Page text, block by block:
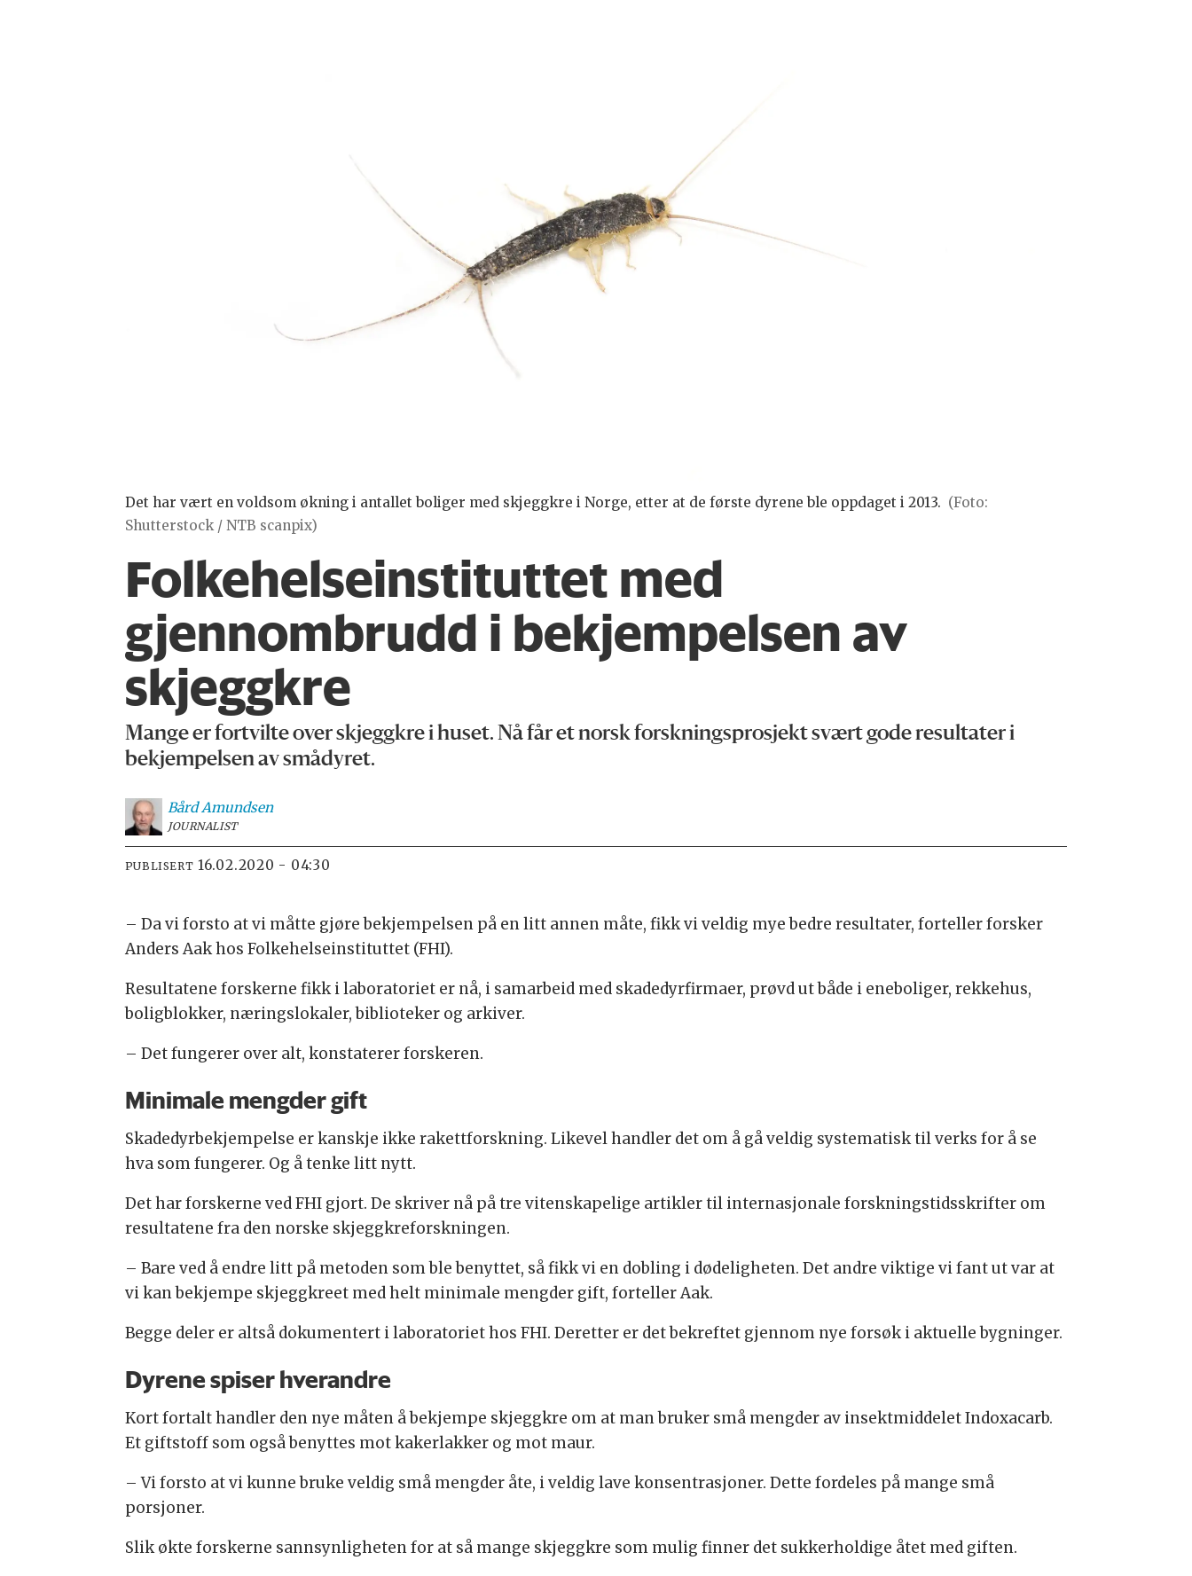
Det har vært en voldsom økning i antallet boliger med skjeggkre i Norge, etter at de første dyrene ble oppdaget i 2013. (Foto:
Shutterstock / NTB scanpix)
Folkehelseinstituttet med
gjennombrudd i bekjempelsen av
skjeggkre
Mange er fortvilte over skjeggkre i huset. Nå får et norsk forskningsprosjekt svært gode resultater i
bekjempelsen av smådyret.
Bård Amundsen
JOURNALIST
PUBLISERT 16.02.2020 - 04:30
– Da vi forsto at vi måtte gjøre bekjempelsen på en litt annen måte, fikk vi veldig mye bedre resultater, forteller forsker
Anders Aak hos Folkehelseinstituttet (FHI).
Resultatene forskerne fikk i laboratoriet er nå, i samarbeid med skadedyrfirmaer, prøvd ut både i eneboliger, rekkehus,
boligblokker, næringslokaler, biblioteker og arkiver.
– Det fungerer over alt, konstaterer forskeren.
Minimale mengder gift
Skadedyrbekjempelse er kanskje ikke rakettforskning. Likevel handler det om å gå veldig systematisk til verks for å se
hva som fungerer. Og å tenke litt nytt.
Det har forskerne ved FHI gjort. De skriver nå på tre vitenskapelige artikler til internasjonale forskningstidsskrifter om
resultatene fra den norske skjeggkreforskningen.
– Bare ved å endre litt på metoden som ble benyttet, så fikk vi en dobling i dødeligheten. Det andre viktige vi fant ut var at
vi kan bekjempe skjeggkreet med helt minimale mengder gift, forteller Aak.
Begge deler er altså dokumentert i laboratoriet hos FHI. Deretter er det bekreftet gjennom nye forsøk i aktuelle bygninger.
Dyrene spiser hverandre
Kort fortalt handler den nye måten å bekjempe skjeggkre om at man bruker små mengder av insektmiddelet Indoxacarb.
Et giftstoff som også benyttes mot kakerlakker og mot maur.
– Vi forsto at vi kunne bruke veldig små mengder åte, i veldig lave konsentrasjoner. Dette fordeles på mange små
porsjoner.
Slik økte forskerne sannsynligheten for at så mange skjeggkre som mulig finner det sukkerholdige åtet med giften.